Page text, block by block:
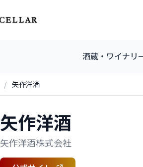
酒蔵・ワイナリ
/ 矢作洋酒
矢作洋酒
矢作洋酒株式会社